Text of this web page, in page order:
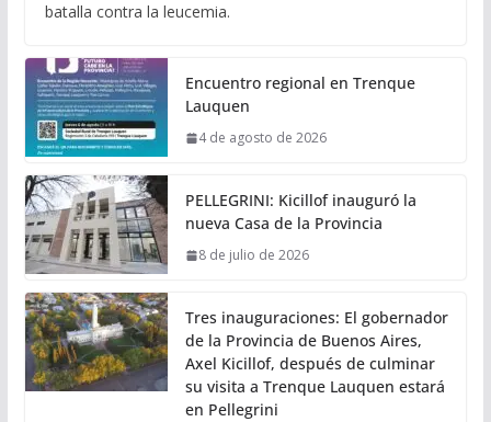
batalla contra la leucemia.
Encuentro regional en Trenque
Lauquen
4 de agosto de 2026
PELLEGRINI: Kicillof inauguró la
nueva Casa de la Provincia
8 de julio de 2026
Tres inauguraciones: El gobernador
de la Provincia de Buenos Aires,
Axel Kicillof, después de culminar
su visita a Trenque Lauquen estará
en Pellegrini